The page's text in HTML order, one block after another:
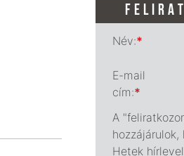
Név:*
E-mail
cím:*
A
Hetek